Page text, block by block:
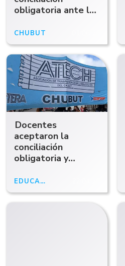
obligatoria ante la
impulsada por un
sector de ATE
CHUBUT
Docentes
aceptaron la
conciliación
obligatoria y
medidas de fuerza
EDUCACIÓN